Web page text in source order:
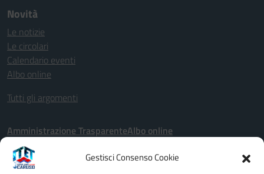
Gestisci Consenso Cookie
Novità
Le notizie
Le circolari
Calendario eventi
Albo online
Tutti gli argomenti
Amministrazione TrasparenteAlbo online
Dichiarazione di accessibilità
Cookie Policy (UE)